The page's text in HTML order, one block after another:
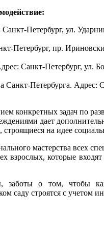
Петербург, ул.
Петербург, пр.
Санкт-Петербург, ул.
Санкт-Петербурга. Адрес:
конкретных задач по
дает
на идее
мастерства всех
взрослых, которые
заботы о том, чтобы
строятся с учетом